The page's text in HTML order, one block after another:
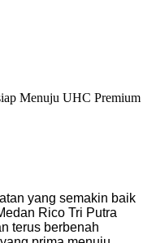
yang semakin baik
Rico Tri Putra
terus berbenah